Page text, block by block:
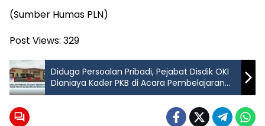
(Sumber Humas PLN)
Post Views: 329
Diduga Persoalan Pribadi, Pejabat Disdik OKI
Dianiaya Kader PKB di Acara Pembelajaran
Mendalam